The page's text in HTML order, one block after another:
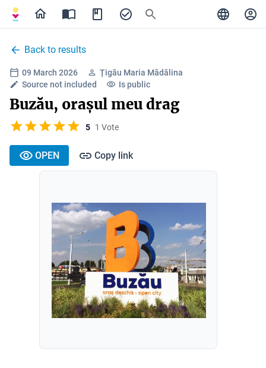
Back to results
09 March 2026
Țigău Maria Mădălina
Source not included
Is public
Buzău, orașul meu drag
5 1 Vote
OPEN Copy link